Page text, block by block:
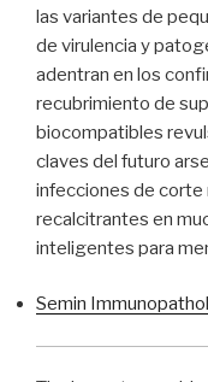
las variantes de
de virulencia y
adentran en los
recubrimiento de
biocompatibles
claves del futuro
infecciones de corte
recalcitrantes en
inteligentes para
Semin